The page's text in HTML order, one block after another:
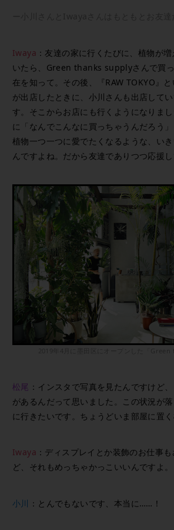
Iwaya ：友達の家に行くたびに、植物が
いたら、Green thanks supplyさんで買
在を知って。その後、『RAW TOKYO』
が出店したときに、小川さんも出店して
す。そこからお店にも行くようになりま
に「なんでこんなに買っちゃうんだろう」
植物一つ一つに愛でたくなるような、い
んですよね。だから友達でありつつ応援し
松尾 ：インスタで写真を見たんですけど
があるんだって思いました。この状況が
に行きたいです。ちょうどいま部屋に置く
Iwaya ：ディスプレイとか装飾のお仕事
ど、それもめっちゃかっこいいんですよ。
小川 ：とんでもないです、本当に……！